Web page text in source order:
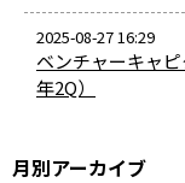
2025-08-27 16:29
ベンチャーキャ
年2Q）
月別アーカイブ